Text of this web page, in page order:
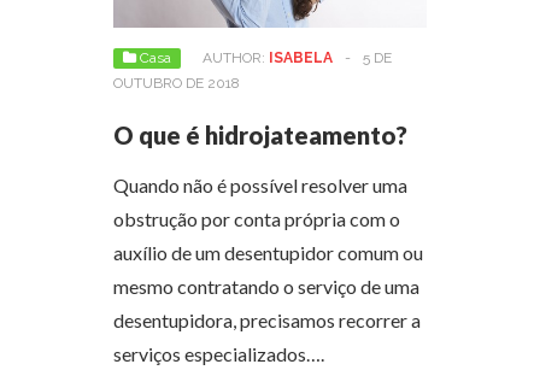
Casa AUTHOR: ISABELA -
5 DE
OUTUBRO DE 2018
O que é hidrojateamento?
Quando não é possível resolver uma
obstrução por conta própria com o
auxílio de um desentupidor comum ou
mesmo contratando o serviço de uma
desentupidora, precisamos recorrer a
serviços especializados….